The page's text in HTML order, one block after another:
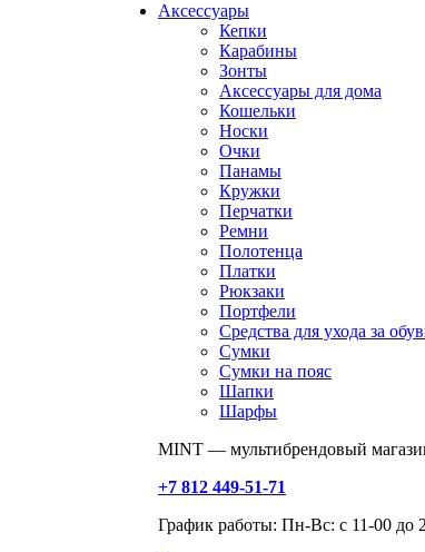
Аксессуары
Кепки
Карабины
Зонты
Аксессуары для дома
Кошельки
Носки
Очки
Панамы
Кружки
Перчатки
Ремни
Полотенца
Платки
Рюкзаки
Портфели
Средства для ухода за
Сумки
Сумки на пояс
Шапки
Шарфы
MINT — мультибрендовый
+7 812 449-51-71
График работы: Пн-Вс: с 11-00 до